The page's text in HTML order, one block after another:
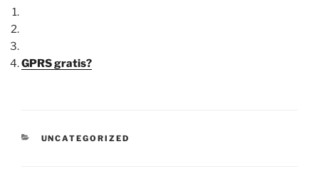
GPRS gratis?
CATEGORIE
UNCATEGORIZED